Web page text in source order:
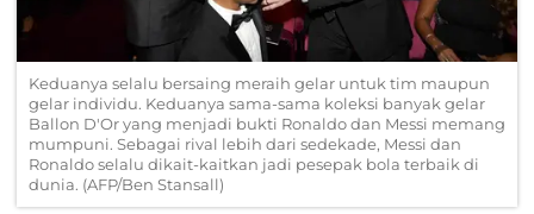
Keduanya selalu bersaing meraih gelar untuk tim maupun
gelar individu. Keduanya sama-sama koleksi banyak gelar
Ballon D'Or yang menjadi bukti Ronaldo dan Messi memang
mumpuni. Sebagai rival lebih dari sedekade, Messi dan
Ronaldo selalu dikait-kaitkan jadi pesepak bola terbaik di
dunia. (AFP/Ben Stansall)